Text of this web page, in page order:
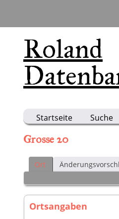
Roland
Startseite Suche
Grosse 20
Ort
Ortsangaben